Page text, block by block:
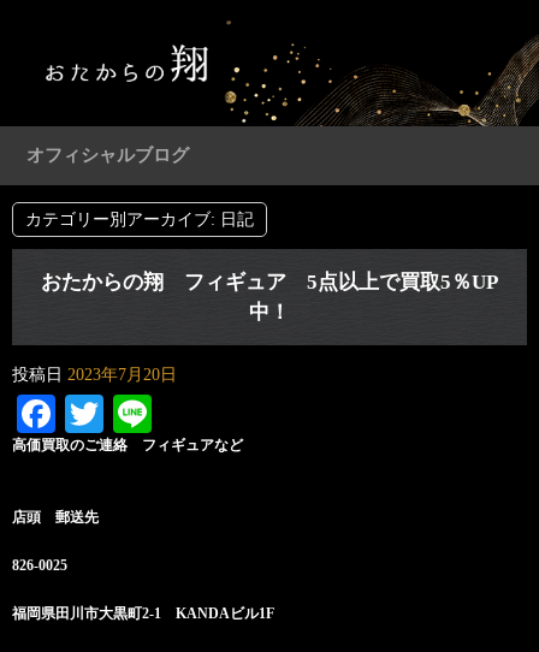
オフィシャルブログ
カテゴリー別アーカイブ: 日記
おたからの翔 フィギュア 5点以上で買取5％UP
中！
投稿日 2023年7月20日
Facebook
Twitter
高価買取のご連絡 フィギュアなど
店頭 郵送先
826-0025
福岡県田川市大黒町2-1 KANDAビル1F